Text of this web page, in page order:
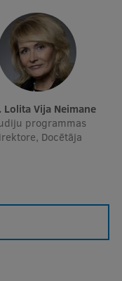
Lolita Vija Neimane
programmas
Docētāja